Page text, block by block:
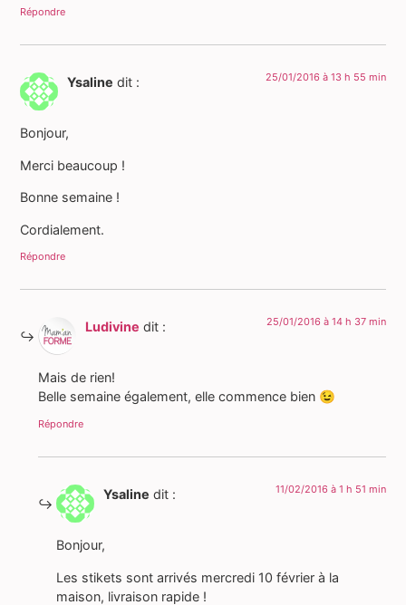
Répondre
Ysaline dit : 25/01/2016 à 13 h 55 min
Bonjour,
Merci beaucoup !
Bonne semaine !
Cordialement.
Répondre
Ludivine dit : 25/01/2016 à 14 h 37 min
Mais de rien!
Belle semaine également, elle commence bien 😉
Répondre
Ysaline dit : 11/02/2016 à 1 h 51 min
Bonjour,
Les stikets sont arrivés mercredi 10 février à la
maison, livraison rapide !